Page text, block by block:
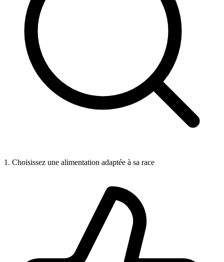
1. Choisissez une alimentation adaptée à sa race